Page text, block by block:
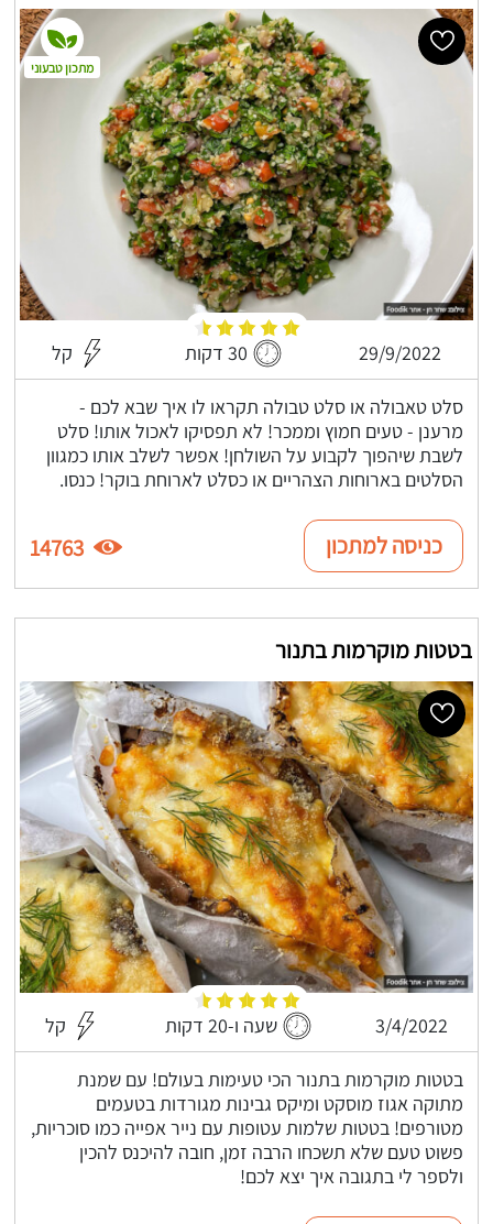
29/9/2022 30 דקות קל
סלט טאבולה או סלט טבולה תקראו לו איך שבא לכם -
מרענן - טעים חמוץ וממכר! לא תפסיקו לאכול אותו! סלט
לשבת שיהפוך לקבוע על השולחן! אפשר לשלב אותו כמגוון
הסלטים בארוחות הצהריים או כסלט לארוחת בוקר! כנסו.
מתכון טבעוני
כניסה למתכון 14763
בטטות מוקרמות בתנור
3/4/2022 שעה ו-20 דקות קל
בטטות מוקרמות בתנור הכי טעימות בעולם! עם שמנת
מתוקה אגוז מוסקט ומיקס גבינות מגורדות בטעמים
מטורפים! בטטות שלמות עטופות עם נייר אפייה כמו סוכריות,
פשוט טעם שלא תשכחו הרבה זמן, חובה להיכנס להכין
ולספר לי בתגובה איך יצא לכם!